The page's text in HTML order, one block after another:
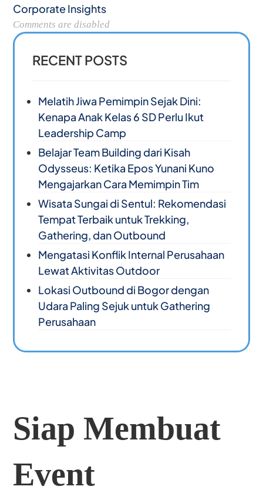
Corporate Insights
Comments are disabled
RECENT POSTS
Melatih Jiwa Pemimpin Sejak Dini:
Kenapa Anak Kelas 6 SD Perlu Ikut
Leadership Camp
Belajar Team Building dari Kisah
Odysseus: Ketika Epos Yunani Kuno
Mengajarkan Cara Memimpin Tim
Wisata Sungai di Sentul: Rekomendasi
Tempat Terbaik untuk Trekking,
Gathering, dan Outbound
Mengatasi Konflik Internal Perusahaan
Lewat Aktivitas Outdoor
Lokasi Outbound di Bogor dengan
Udara Paling Sejuk untuk Gathering
Perusahaan
Siap Membuat
Event